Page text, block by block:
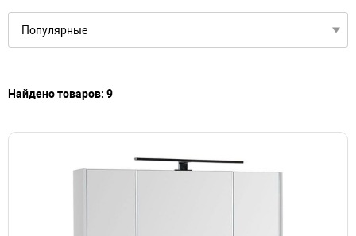
Зеркала настенные овальные в ванную
Найдено товаров: 9